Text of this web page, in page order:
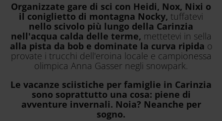
Organizzate gare di sci con Heidi, Nox, Nixi o
il coniglietto di montagna Nocky, tuffatevi
nello scivolo più lungo della Carinzia
nell'acqua calda delle terme, mettetevi in sella
alla pista da bob e dominate la curva ripida o
provate i trucchi dell'eroina locale e campionessa
olimpica Anna Gasser negli snowpark.
Le vacanze sciistiche per famiglie in Carinzia
sono soprattutto una cosa: piene di
avventure invernali. Noia? Neanche per
sogno.